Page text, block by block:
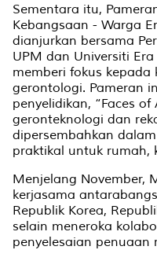
Sementara itu,
Kebangsaan - Warga
dianjurkan bersama
UPM dan Universiti
memberi fokus
gerontologi. Pameran
penyelidikan, “Faces
geronteknologi dan
dipersembahkan
praktikal untuk rumah,
Menjelang November,
kerjasama
Republik Korea,
selain meneroka
penyelesaian penuaan